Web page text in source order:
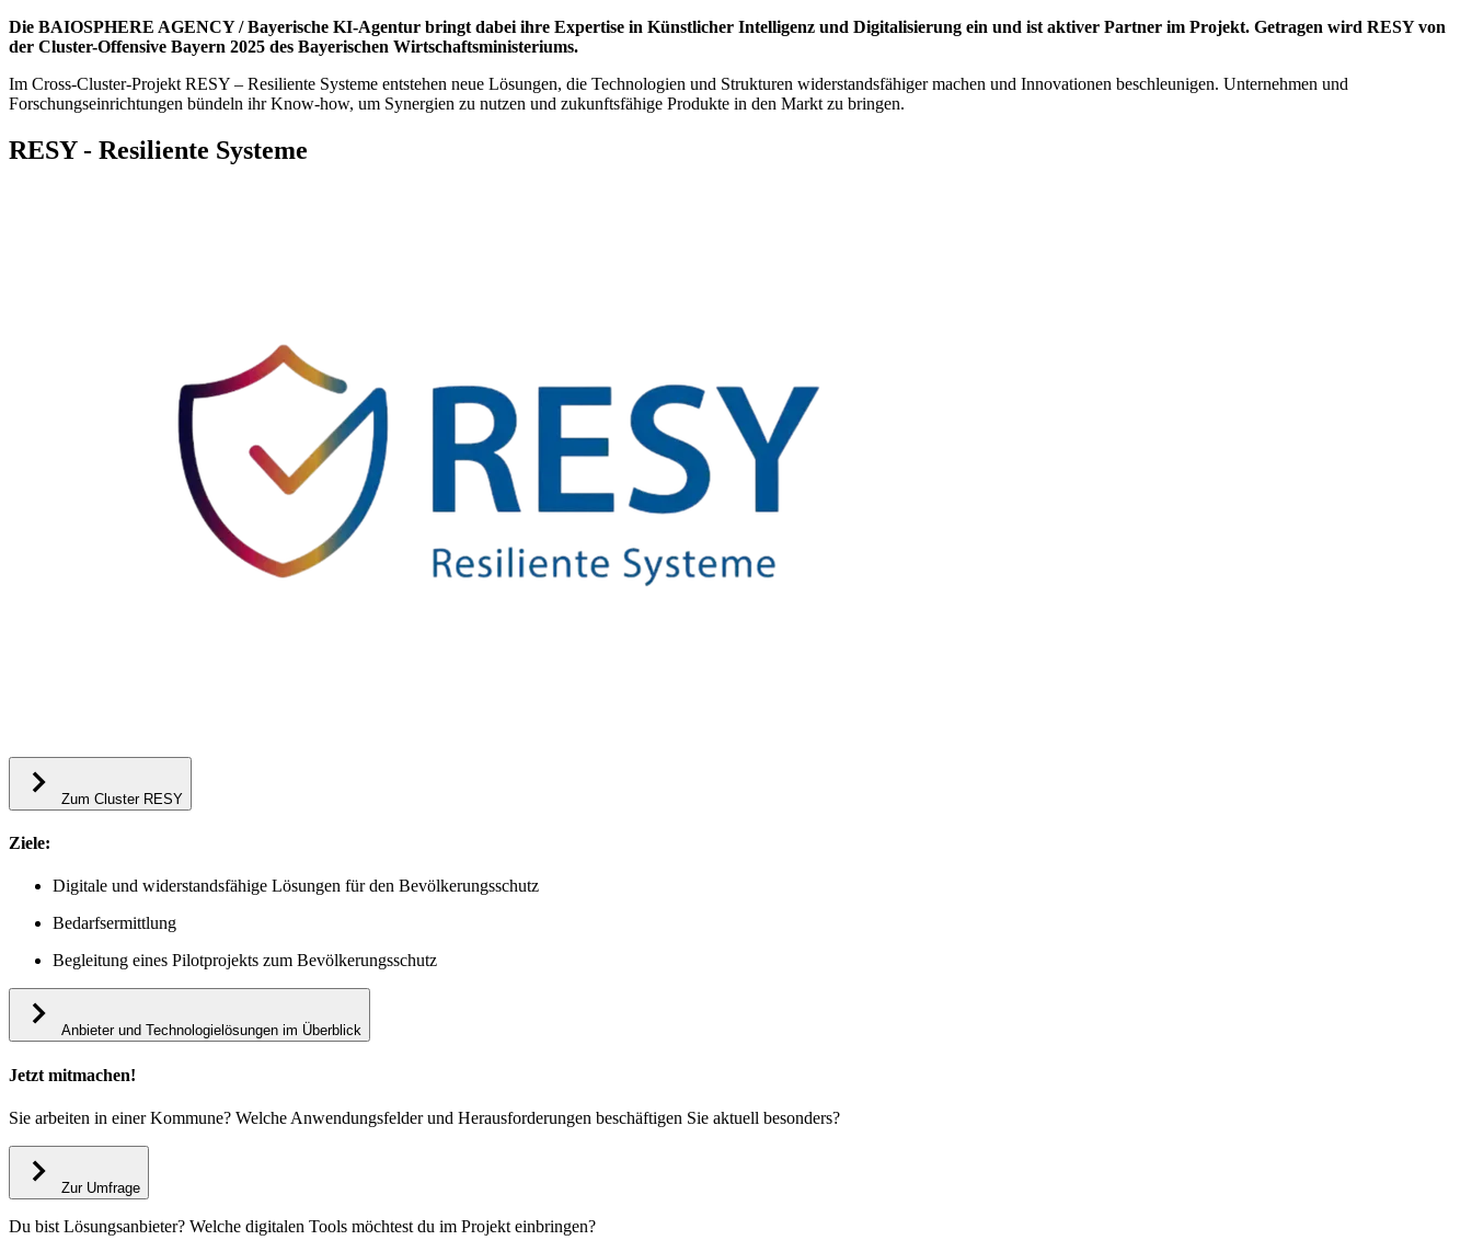
Die BAIOSPHERE AGENCY / Bayerische KI-Agentur bringt dabei ihre Expertise in Künstlicher Intelligenz und Digitalisierung ein und ist aktiver Partner im Projekt. Getragen wird RESY von
der Cluster-Offensive Bayern 2025 des Bayerischen Wirtschaftsministeriums.
Im Cross-Cluster-Projekt RESY – Resiliente Systeme entstehen neue Lösungen, die Technologien und Strukturen widerstandsfähiger machen und Innovationen beschleunigen. Unternehmen und
Forschungseinrichtungen bündeln ihr Know-how, um Synergien zu nutzen und zukunftsfähige Produkte in den Markt zu bringen.
RESY - Resiliente Systeme
Zum Cluster RESY
Ziele:
Digitale und widerstandsfähige Lösungen für den Bevölkerungsschutz
Bedarfsermittlung
Begleitung eines Pilotprojekts zum Bevölkerungsschutz
Anbieter und Technologielösungen im Überblick
Jetzt mitmachen!
Sie arbeiten in einer Kommune? Welche Anwendungsfelder und Herausforderungen beschäftigen Sie aktuell besonders?
Zur Umfrage
Du bist Lösungsanbieter? Welche digitalen Tools möchtest du im Projekt einbringen?